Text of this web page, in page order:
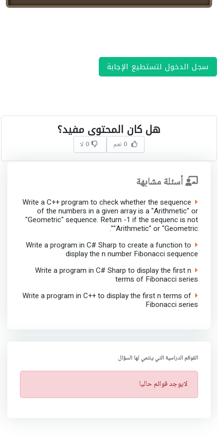
سجل الدخول لتستطيع الإجابة
هل كان المحتوى مفيد؟
0 نعم 0 لا
أسئلة مشابهة
Write a C++ program to check whether the sequence
of the numbers in a given array is a "Arithmetic" or
"Geometric" sequence. Return -1 if the sequenc is not
"Arithmetic" or "Geometric".
Write a program in C# Sharp to create a function to
display the n number Fibonacci sequence
Write a program in C# Sharp to display the first n
terms of Fibonacci series
Write a program in C++ to display the first n terms of
Fibonacci series
القوائم الدراسية التي ينتمي لها السؤال
ت
ن
لايوجد قوائم حاليا